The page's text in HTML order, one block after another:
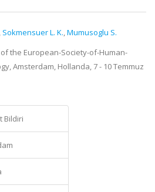
, Sokmensuer L. K.,Mumusoglu S.
the European-Society-of-Human-
Amsterdam, Hollanda, 7 - 10 Temmuz
Bildiri